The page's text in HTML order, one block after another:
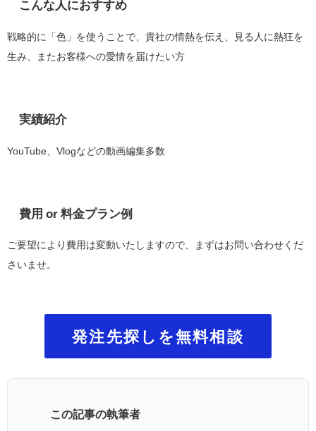
こんな人におすすめ
戦略的に「色」を使うことで、貴社の情熱を伝え、見る人に熱狂を
生み、またお客様への愛情を届けたい方
実績紹介
YouTube、Vlogなどの動画編集多数
費用 or 料金プラン例
ご要望により費用は変動いたしますので、まずはお問い合わせくだ
さいませ。
発注先探しを無料相談
この記事の執筆者